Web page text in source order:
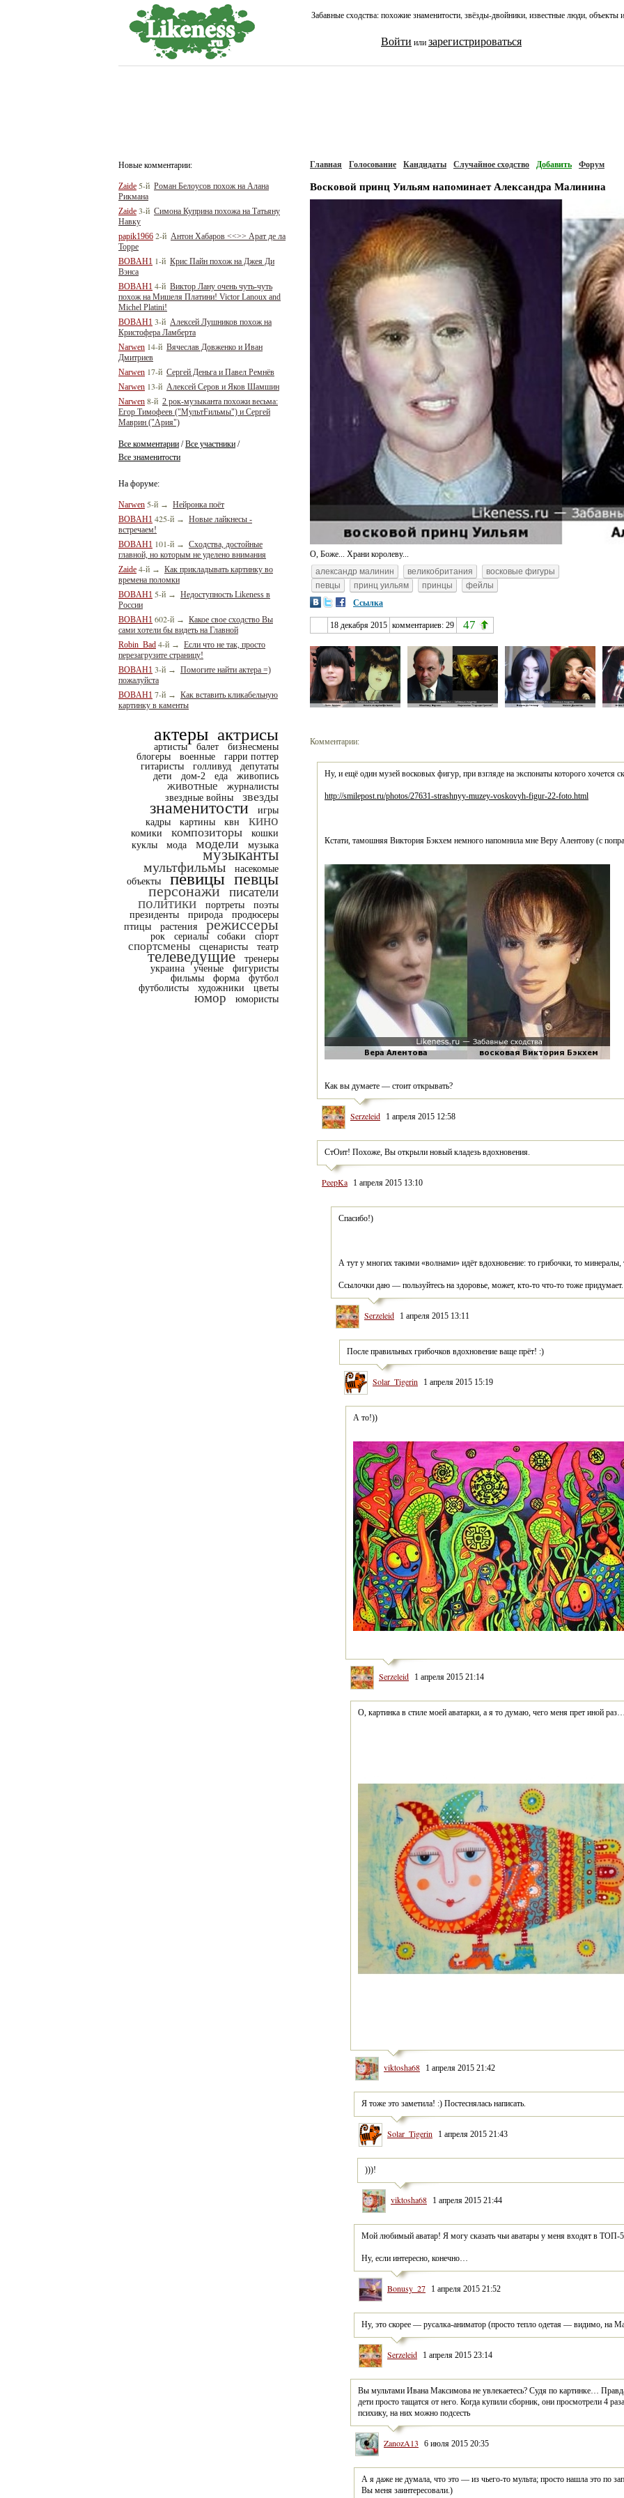
Забавные сходства: похожие знаменитости, звёзды-двойники, известные люди, объекты
Войти или зарегистрироваться
Новые комментарии:
Zaide 5-й Роман Белоусов похож на Алана
Рикмана
Zaide 3-й Симона Куприна похожа на Татьяну
Навку
papik1966 2-й Антон Хабаров <<>> Арат де ла
Торре
BOBAH1 1-й Крис Пайн похож на Джея Ди
Вэнса
BOBAH1 4-й Виктор Лану очень чуть-чуть
похож на Мишеля Платини! Victor Lanoux and
Michel Platini!
BOBAH1 3-й Алексей Лушников похож на
Кристофера Ламберта
Narwen 14-й Вячеслав Довженко и Иван
Дмитриев
Narwen 17-й Сергей Деньга и Павел Ремнёв
Narwen 13-й Алексей Серов и Яков Шамшин
Narwen 8-й 2 рок-музыканта похожи весьма:
Егор Тимофеев ("МультFильмы") и Сергей
Маврин ("Ария")
Все комментарии /Все участники /
Все знаменитости
На форуме:
Narwen 5-й → Нейронка поёт
BOBAH1 425-й → Новые лайкнесы -
встречаем!
BOBAH1 101-й → Сходства, достойные
главной, но которым не уделено внимания
Zaide 4-й → Как прикладывать картинку во
времена поломки
BOBAH1 5-й → Недоступность Likeness в
России
BOBAH1 602-й → Какое свое сходство Вы
сами хотели бы видеть на Главной
Robin_Bad 4-й → Если что не так, просто
перезагрузите страницу!
BOBAH1 3-й → Помогите найти актера =)
пожалуйста
BOBAH1 7-й → Как вставить кликабельную
картинку в каменты
актеры актрисы
артисты балет
бизнесмены
блогеры
военные
гарри поттер
гитаристы
голливуд
депутаты
дети
дом-2 еда живопись
животные
журналисты
звездные войны
звезды
знаменитости
игры
кадры
картины квн кино
комики композиторы
кошки
куклы
мода модели музыка
музыканты
мультфильмы
насекомые
объекты
певицы певцы
персонажи писатели
политики портреты
поэты
президенты
природа
продюсеры
птицы
растения режиссеры
рок сериалы собаки спорт
спортсмены сценаристы театр
телеведущие
тренеры
украина
ученые
фигуристы
фильмы
форма
футбол
футболисты
художники цветы
юмор юмористы
Главная Голосование Кандидаты Случайное сходство Добавить Форум
Восковой принц Уильям напоминает Александра Малинина
О, Боже... Храни королеву...
александр малинин
великобритания
восковые фигуры
певцы
принц уильям принцы
фейлы
Ссылка
18 декабря 2015 комментариев: 29 47
Комментарии:
http://smilepost.ru/photos/27631-strashnyy-muzey-voskovyh-figur-22-foto.html
Как вы думаете — стоит открывать?
Serzeleid 1 апреля 2015 12:58
СтОит! Похоже, Вы открыли новый кладезь вдохновения.
PeepKa 1 апреля 2015 13:10
Ссылочки даю — пользуйтесь на здоровье, может, кто-то что-то тоже придумает.
Serzeleid 1 апреля 2015 13:11
После правильных грибочков вдохновение ваще прёт! :)
Solar_Tigerin 1 апреля 2015 15:19
Serzeleid 1 апреля 2015 21:14
viktosha68 1 апреля 2015 21:42
Я тоже это заметила! :) Постеснялась написать.
Solar_Tigerin 1 апреля 2015 21:43
)))!
viktosha68 1 апреля 2015 21:44
Ну, если интересно, конечно…
Bonusy_27 1 апреля 2015 21:52
Ну, это скорее — русалка-аниматор (просто тепло одетая — видимо, на
Serzeleid 1 апреля 2015 23:14
Вы мультами Ивана Максимова не увлекаетесь? Судя по картинке…
дети просто тащатся от него. Когда купили сборник, они просмотрели 4
психику, на них можно подсесть
ZanozA13 6 июля 2015 20:35
А я даже не думала, что это — из чьего-то мульта; просто нашла это по
Вы меня заинтересовали.)